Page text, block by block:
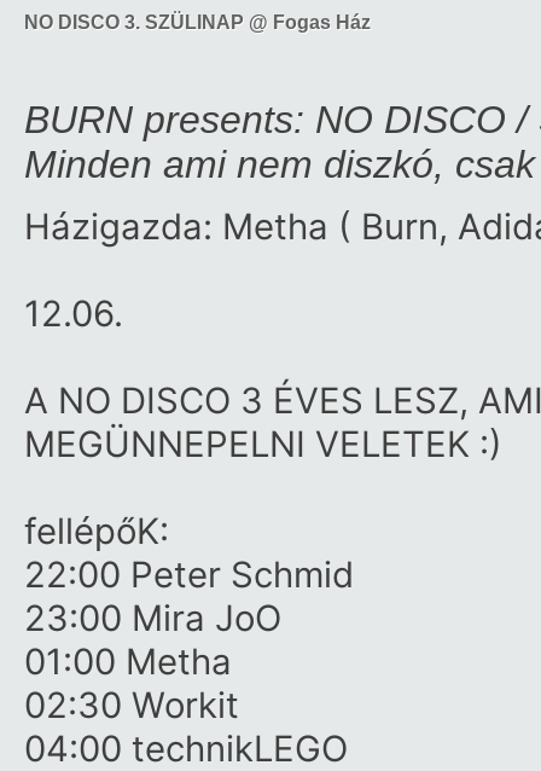
NO DISCO 3. SZÜLINAP @ Fogas Ház
BURN presents: NO DISCO
Minden ami nem diszkó,
Házigazda: Metha ( Burn,
12.06.
A NO DISCO 3 ÉVES LESZ,
MEGÜNNEPELNI VELETEK :)
fellépőK:
22:00 Peter Schmid
23:00 Mira JoO
01:00 Metha
02:30 Workit
04:00 technikLEGO